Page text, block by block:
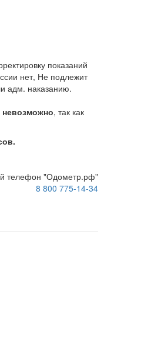
показаний
нет, Не подлежит
адм. наказанию.
невозможно, так как
телефон "Одометр.рф"
8 800 775-14-34